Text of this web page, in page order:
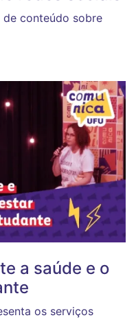
conteúdo sobre
a saúde e o
os serviços